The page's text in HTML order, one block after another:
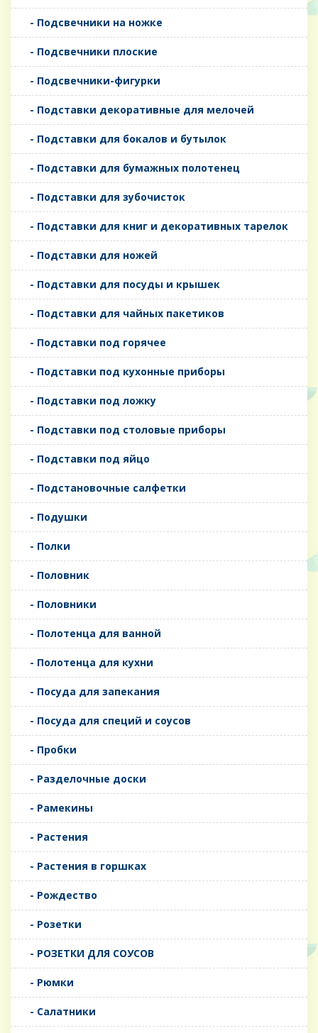
- Подсвечники на ножке
- Подсвечники плоские
- Подсвечники-фигурки
- Подставки декоративные для мелочей
- Подставки для бокалов и бутылок
- Подставки для бумажных полотенец
- Подставки для зубочисток
- Подставки для книг и декоративных тарелок
- Подставки для ножей
- Подставки для посуды и крышек
- Подставки для чайных пакетиков
- Подставки под горячее
- Подставки под кухонные приборы
- Подставки под ложку
- Подставки под столовые приборы
- Подставки под яйцо
- Подстановочные салфетки
- Подушки
- Полки
- Половник
- Половники
- Полотенца для ванной
- Полотенца для кухни
- Посуда для запекания
- Посуда для специй и соусов
- Пробки
- Разделочные доски
- Рамекины
- Растения
- Растения в горшках
- Рождество
- Розетки
- РОЗЕТКИ ДЛЯ СОУСОВ
- Рюмки
- Салатники